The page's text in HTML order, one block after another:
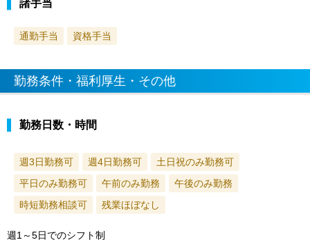
諸手当
通勤手当 資格手当
勤務条件・福利厚生・その他
勤務日数・時間
週3日勤務可 週4日勤務可
土日祝のみ勤務可
平日のみ勤務可
午前のみ勤務
午後のみ勤務
時短勤務相談可
残業ほぼなし
週1～5日でのシフト制